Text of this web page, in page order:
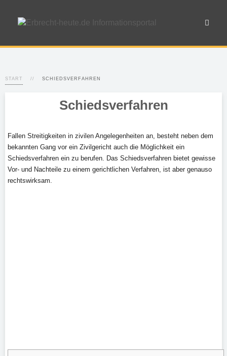
START SCHIEDSVERFAHREN
Schiedsverfahren
Fallen Streitigkeiten in zivilen Angelegenheiten an, besteht neben dem
bekannten Gang vor ein Zivilgericht auch die Möglichkeit ein
Schiedsverfahren ein zu berufen. Das Schiedsverfahren bietet gewisse
Vor- und Nachteile zu einem gerichtlichen Verfahren, ist aber genauso
rechtswirksam.